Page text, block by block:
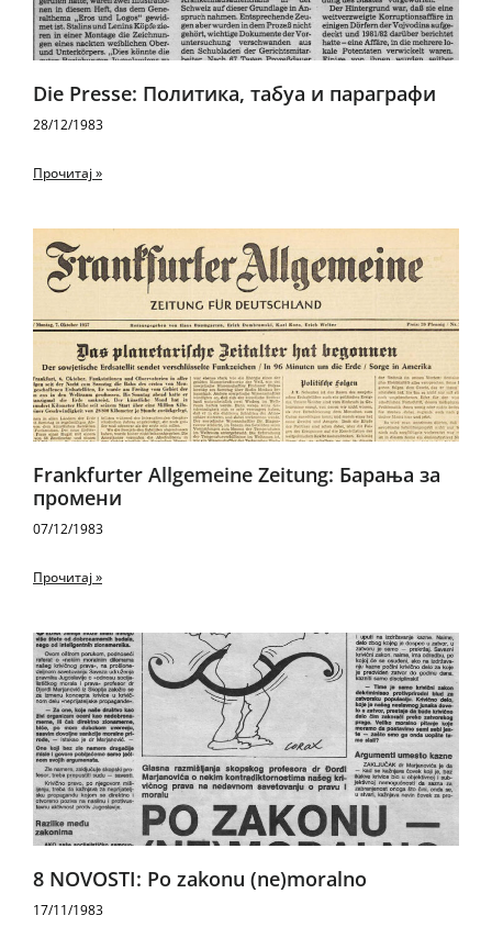
Die Presse: Политика, табуа и параграфи
28/12/1983
Прочитај »
Frankfurter Allgemeine Zeitung: Барања за
промени
07/12/1983
Прочитај »
8 NOVOSTI: Po zakonu (ne)moralno
17/11/1983